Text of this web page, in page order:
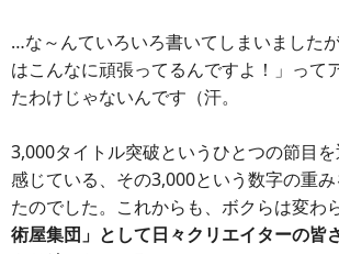
…な～んていろいろ書いてしまいました
はこんなに頑張ってるんですよ！」って
たわけじゃないんです（汗。
3,000タイトル突破というひとつの節目
感じている、その3,000という数字の重
たのでした。これからも、ボクらは変わら
術屋集団」として日々クリエイターの皆